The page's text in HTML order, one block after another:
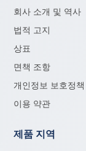
회사 소개 및 역사
법적 고지
상표
면책 조항
개인정보 보호정책
이용 약관
제품 지역